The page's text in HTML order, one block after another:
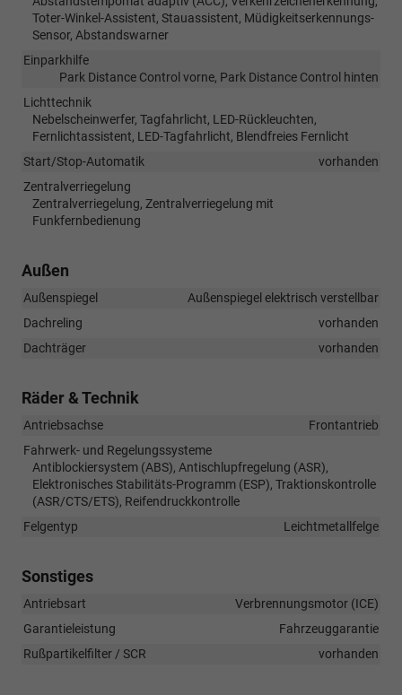
Toter-Winkel-Assistent, Stauassistent, Müdigkeitserkennungs-
Sensor, Abstandswarner
Einparkhilfe
Park Distance Control vorne, Park Distance Control hinten
Lichttechnik
Nebelscheinwerfer, Tagfahrlicht, LED-Rückleuchten,
Fernlichtassistent, LED-Tagfahrlicht, Blendfreies Fernlicht
Start/Stop-Automatik
vorhanden
Zentralverriegelung
Zentralverriegelung, Zentralverriegelung mit
Funkfernbedienung
Außen
Außenspiegel
Außenspiegel elektrisch verstellbar
Dachreling
vorhanden
Dachträger
vorhanden
Räder & Technik
Antriebsachse
Frontantrieb
Fahrwerk- und Regelungssysteme
Antiblockiersystem (ABS), Antischlupfregelung (ASR),
Elektronisches Stabilitäts-Programm (ESP), Traktionskontrolle
(ASR/CTS/ETS), Reifendruckkontrolle
Felgentyp
Leichtmetallfelge
Sonstiges
Antriebsart
Verbrennungsmotor (ICE)
Garantieleistung
Fahrzeuggarantie
Rußpartikelfilter / SCR
vorhanden